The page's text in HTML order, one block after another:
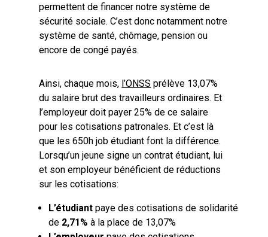
permettent de financer notre système de
sécurité sociale. C’est donc notamment notre
système de santé, chômage, pension ou
encore de congé payés.
Ainsi, chaque mois, l’ONSS prélève 13,07%
du salaire brut des travailleurs ordinaires. Et
l’employeur doit payer 25% de ce salaire
pour les cotisations patronales. Et c’est là
que les 650h job étudiant font la différence.
Lorsqu’un jeune signe un contrat étudiant, lui
et son employeur bénéficient de réductions
sur les cotisations:
L’étudiant paye des cotisations de solidarité
de 2,71% à la place de 13,07%